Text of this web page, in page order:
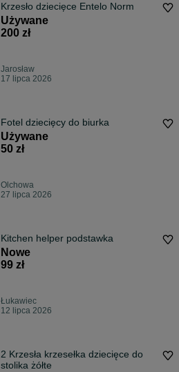
Krzesło dziecięce Entelo Norm
Używane
200 zł
Jarosław
17 lipca 2026
Fotel dziecięcy do biurka
Używane
50 zł
Olchowa
27 lipca 2026
Kitchen helper podstawka
Nowe
99 zł
Łukawiec
12 lipca 2026
2 Krzesła krzesełka dziecięce do
stolika żółte